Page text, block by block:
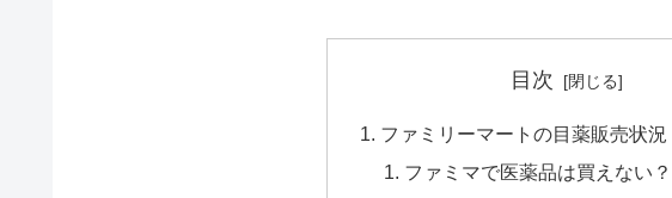
目次
ファミリーマートの目薬販売状況
ファミマで医薬品は買えない